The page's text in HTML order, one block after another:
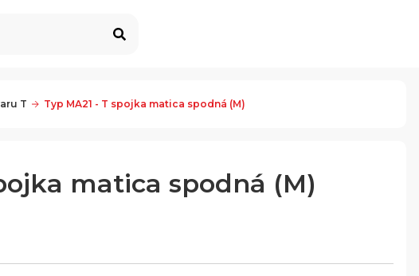
T Typ MA21 - T spojka matica spodná (M)
matica spodná (M)